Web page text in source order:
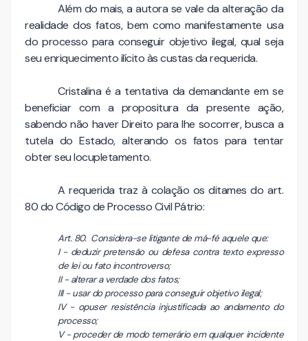
Além do mais, a autora se vale da alteração da
realidade dos fatos, bem como manifestamente usa
do processo para conseguir objetivo ilegal, qual seja
seu enriquecimento ilícito às custas da requerida.
Cristalina é a tentativa da demandante em se
beneficiar com a propositura da presente ação,
sabendo não haver Direito para lhe socorrer, busca a
tutela do Estado, alterando os fatos para tentar
obter seu locupletamento.
A requerida traz à colação os ditames do art.
80 do Código de Processo Civil Pátrio:
Art. 80. Considera-se litigante de má-fé aquele que:
I - deduzir pretensão ou defesa contra texto expresso
de lei ou fato incontroverso;
II - alterar a verdade dos fatos;
III - usar do processo para conseguir objetivo ilegal;
IV - opuser resistência injustificada ao andamento do
processo;
V - proceder de modo temerário em qualquer incidente